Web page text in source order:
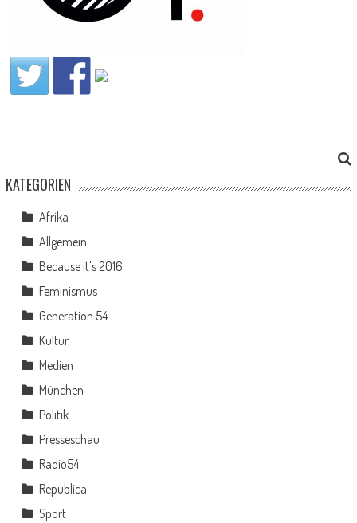
KATEGORIEN
Afrika
Allgemein
Because it's 2016
Feminismus
Generation 54
Kultur
Medien
München
Politik
Presseschau
Radio54
Republica
Sport